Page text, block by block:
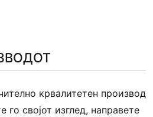
крвалитетен производ
го својот изглед, направете